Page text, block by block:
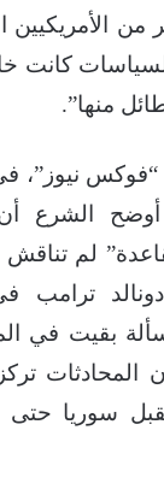
من
كانت
منها”.
نيوز”،
أوضح الشرع
لم
ترامب
بقيت في
المحادثات
سوريا حتى